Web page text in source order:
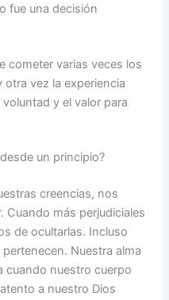
fue una decisión
cometer varias veces los
vez la experiencia
y el valor para
un principio?
creencias, nos
Cuando más perjudiciales
de ocultarlas. Incluso
Nuestra alma
cuando nuestro cuerpo
a nuestro Dios